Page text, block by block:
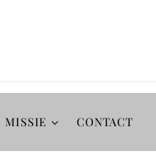
MISSIE CONTACT